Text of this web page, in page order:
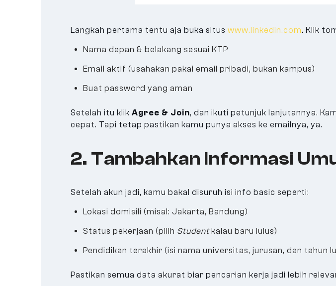
Langkah pertama tentu aja buka situs www.linkedin.com. Klik
Nama depan & belakang sesuai KTP
Email aktif (usahakan pakai email pribadi, bukan kampus)
Buat password yang aman
Setelah itu klik Agree & Join, dan ikuti petunjuk lanjutannya.
cepat. Tapi tetap pastikan kamu punya akses ke emailnya, ya.
2. Tambahkan Informasi
Setelah akun jadi, kamu bakal disuruh isi info basic seperti:
Lokasi domisili (misal: Jakarta, Bandung)
Status pekerjaan (pilih Studentkalau baru lulus)
Pendidikan terakhir (isi nama universitas, jurusan, dan tahun
Pastikan semua data akurat biar pencarian kerja jadi lebih